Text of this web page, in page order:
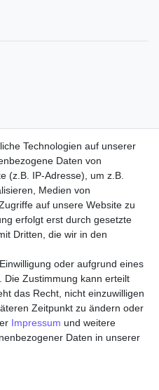
Technologien auf unserer
Daten von
(z.B. IP-Adresse), um z.B.
Medien von
auf unsere Website zu
erfolgt erst durch gesetzte
Dritten, die wir in den
oder aufgrund eines
Die Zustimmung kann erteilt
das Recht, nicht einzuwilligen
Zeitpunkt zu ändern oder
Impressum und weitere
Daten in unserer